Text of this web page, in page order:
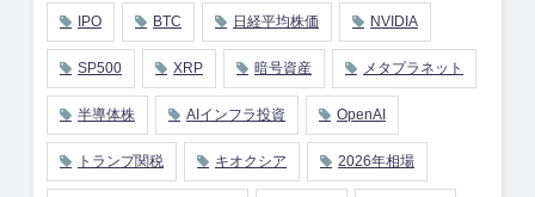
IPO BTC 日経平均株価 NVIDIA
SP500 XRP 暗号資産 メタプラネット
半導体株 AIインフラ投資 OpenAI
トランプ関税 キオクシア 2026年相場